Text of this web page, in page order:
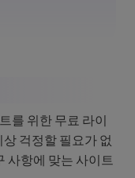
를 위한 무료 라이
걱정할 필요가 없
사항에 맞는 사이트